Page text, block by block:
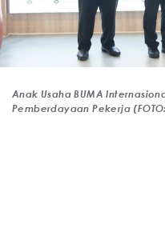
Anak Usaha BUMA
Pemberdayaan Pekerja